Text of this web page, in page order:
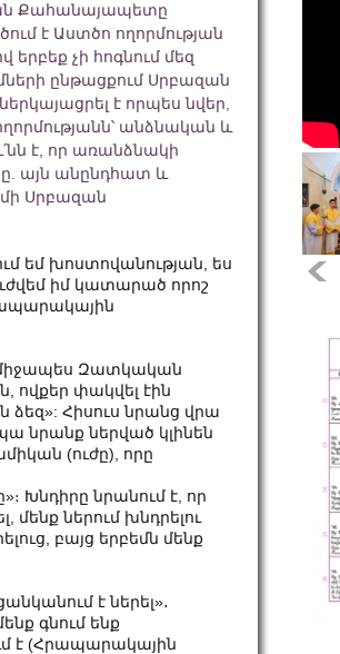
Քահանայապետը
է Աստծո ողորմության
երբեք չի հոգնում մեզ
ընթացքում Սրբազան
է որպես նվեր,
անձնական և
է, որ առանձնակի
այն անընդհատ և
Սրբազան
եմ խոստովանության, ես
իմ կատարած որոշ
Զատկական
ովքեր փակվել էին
ձեզ»: Հիսուս նրանց վրա
նրանք ներված կլինեն
(ուժը), որը
Խնդիրը նրանում է, որ
մենք ներում խնդրելու
բայց երբեմն մենք
է ներել»․
գնում ենք
է (Հրապարակային